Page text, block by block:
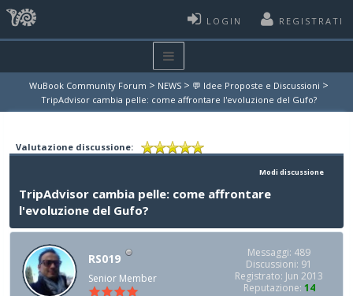
LOGIN REGISTRATI
WuBook Community Forum > NEWS > 💬 Idee Proposte e Discussioni >
TripAdvisor cambia pelle: come affrontare l'evoluzione del Gufo?
Valutazione discussione:
Modi discussione
TripAdvisor cambia pelle: come affrontare
l'evoluzione del Gufo?
RS019
Senior Member
Messaggi: 489
Discussioni: 91
Registrato: Jun 2013
Reputazione: 14